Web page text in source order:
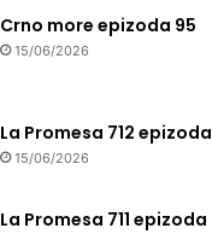
Crno more epizoda 95
15/06/2026
La Promesa 712 epizoda
15/06/2026
La Promesa 711 epizoda